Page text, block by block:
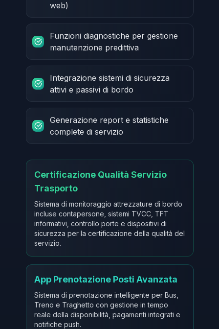
web)
Funzioni diagnostiche per gestione
manutenzione predittiva
Integrazione sistemi di sicurezza
attivi e passivi di bordo
Generazione report e statistiche
complete di servizio
Certificazione Qualità Servizio
Trasporto
Sistema di monitoraggio attrezzature di bordo
incluse contapersone, sistemi TVCC, TFT
informativi, controllo porte e dispositivi di
sicurezza per la certificazione della qualità del
servizio.
App Prenotazione Posti Avanzata
Sistema di prenotazione intelligente per Bus,
Treno e Traghetto con gestione in tempo
reale della disponibilità, pagamenti integrati e
notifiche push.